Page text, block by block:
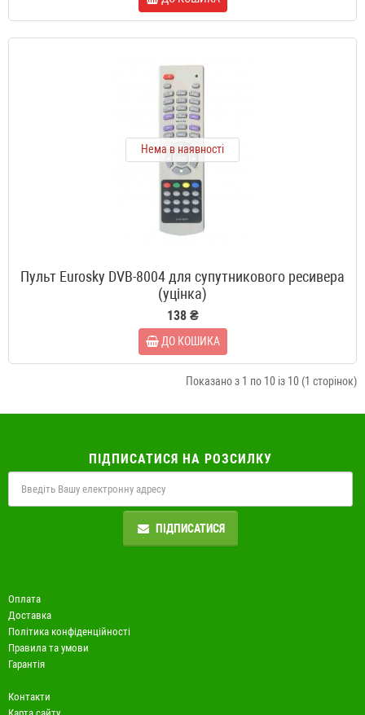
Нема в наявності
Пульт Eurosky DVB-8004 для супутникового ресивера
(уцінка)
138 ₴
ДО КОШИКА
Показано з 1 по 10 із 10 (1 сторінок)
ПІДПИСАТИСЯ НА РОЗСИЛКУ
ПІДПИСАТИСЯ
Оплата
Доставка
Політика конфіденційності
Правила та умови
Гарантія
Контакти